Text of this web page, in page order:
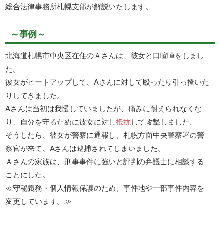
総合法律事務所札幌支部が解説いたします。
～事例～
北海道札幌市中央区在住のＡさんは、彼女と口喧嘩をしまし
た。
彼女がヒートアップして、Aさんに対して殴ったり引っ搔いた
りしてきました。
Aさんは当初は我慢していましたが、痛みに耐えられなくな
り、自分を守るために彼女に対し抵抗して攻撃しました。
そうしたら、彼女が警察に通報し、札幌方面中央警察署の警
察官が来て、Aさんは逮捕されてしまいました。
Ａさんの家族は、刑事事件に強いと評判の弁護士に相談する
ことにした。
≪守秘義務・個人情報保護のため、事件地や一部事件内容を
変更しています。≫